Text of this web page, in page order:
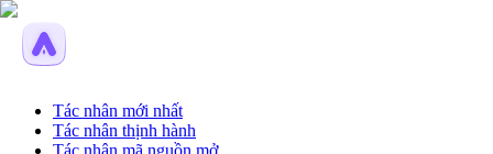
Tác nhân mới nhất
Tác nhân thịnh hành
Tác nhân mã nguồn mở